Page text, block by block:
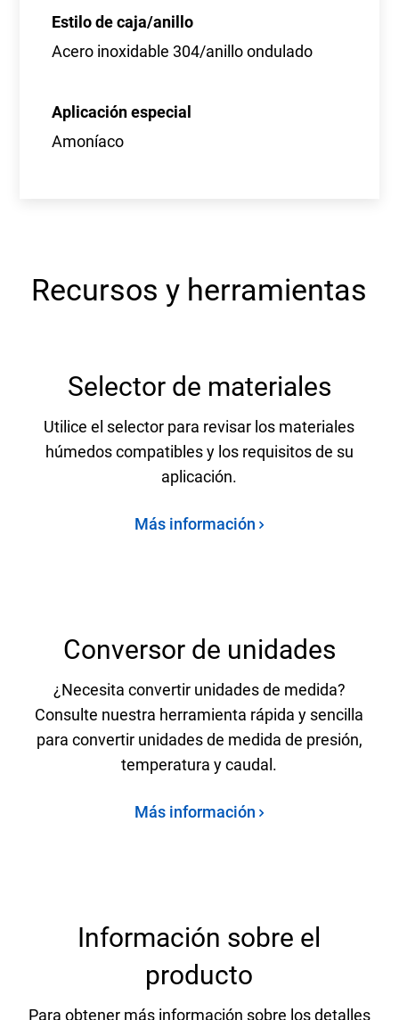
Estilo de caja/anillo
Acero inoxidable 304/anillo ondulado
Aplicación especial
Amoníaco
Recursos y herramientas
Selector de materiales
Utilice el selector para revisar los materiales
húmedos compatibles y los requisitos de su
aplicación.
Más información
Conversor de unidades
¿Necesita convertir unidades de medida?
Consulte nuestra herramienta rápida y sencilla
para convertir unidades de medida de presión,
temperatura y caudal.
Más información
Información sobre el
producto
Para obtener más información sobre los detalles